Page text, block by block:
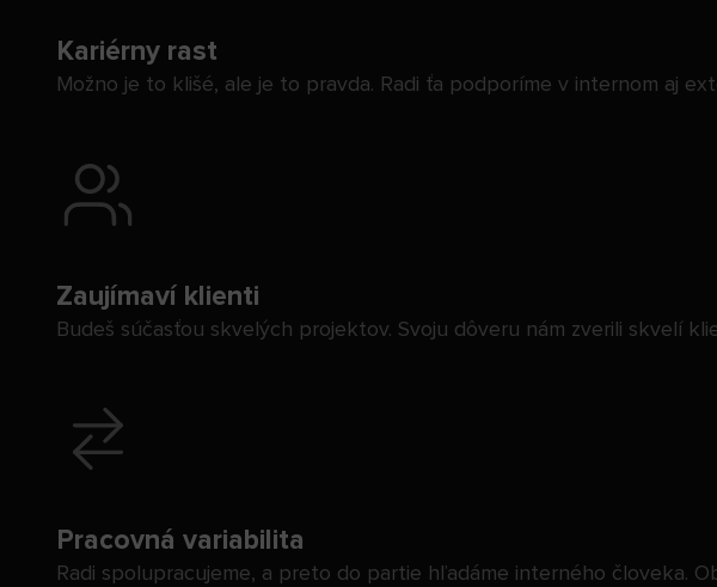
Kariérny rast
Možno je to klišé, ale je to pravda. Radi ťa podporíme v internom aj
Zaujímaví klienti
Budeš súčasťou skvelých projektov. Svoju dôveru nám zverili skvelí
Pracovná variabilita
Radi spolupracujeme, a preto do partie hľadáme interného človeka.